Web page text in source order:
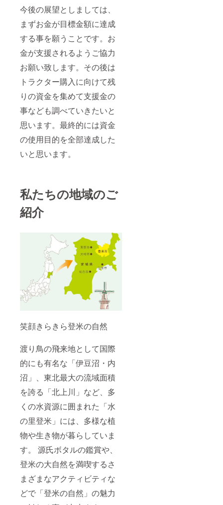
今後の展望としましては、
まずお金が目標金額に達成
する事を願うことです。お
金が支援されるようご協力
お願い致します。その後は
トラクター購入に向けて残
りの資金を集めて支援金の
事なども調べていきたいと
思います。最終的には資金
の使用目的を全部達成した
いと思います。
私たちの地域のご
紹介
笑顔きらきら登米の自然
渡り鳥の飛来地として国際
的にも有名な「伊豆沼・内
沼」、東北最大の流域面積
を誇る「北上川」など、多
くの水資源に囲まれた「水
の里登米」には、多様な植
物や生き物が暮らしていま
す。 源氏ボタルの鑑賞や、
登米の大自然を満喫するさ
まざまなアクティビティな
どで「登米の自然」の魅力